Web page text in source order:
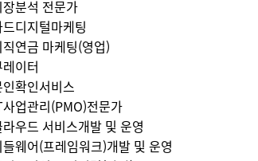
분석 전문가
디지털마케팅
연금 마케팅(영업)
이터
확인서비스
업관리(PMO)전문가
우드 서비스개발 및 운영
웨어(프레임워크)개발 및 운영